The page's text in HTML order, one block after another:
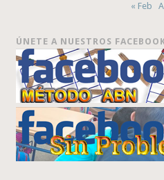
« Feb
ÚNETE A NUESTROS